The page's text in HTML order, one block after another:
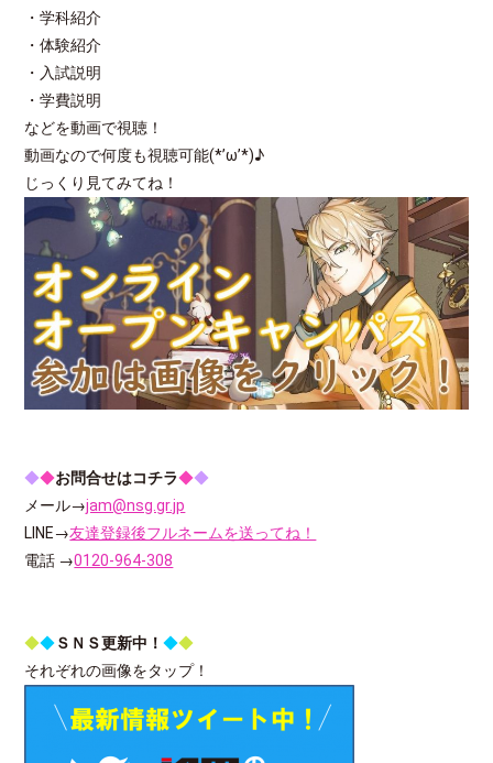
・学科紹介
・体験紹介
・入試説明
・学費説明
などを動画で視聴！
動画なので何度も視聴可能(*’ω’*)♪
じっくり見てみてね！
◆◆お問合せはコチラ◆◆
メール→jam@nsg.gr.jp
LINE→友達登録後フルネームを送ってね！
電話 →0120-964-308
◆◆ＳＮＳ更新中！◆◆
それぞれの画像をタップ！